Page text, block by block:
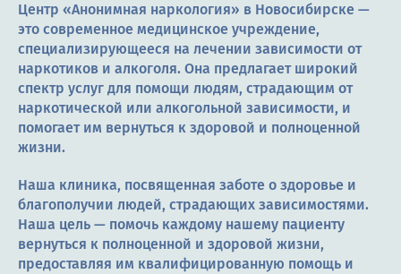
Круглосуточно, анонимно
+7 (905) 483-87-88
Адрес call-центра
Новосибирск, Красный проспект, 24
Центр «Анонимная наркология» в Новосибирске —
это современное медицинское учреждение,
специализирующееся на лечении зависимости от
наркотиков и алкоголя. Она предлагает широкий
спектр услуг для помощи людям, страдающим от
наркотической или алкогольной зависимости, и
помогает им вернуться к здоровой и полноценной
жизни.
Наша клиника, посвященная заботе о здоровье и
благополучии людей, страдающих зависимостями.
Наша цель — помочь каждому нашему пациенту
вернуться к полноценной и здоровой жизни,
предоставляя им квалифицированную помощь и